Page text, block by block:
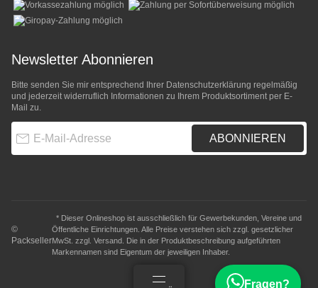
Newsletter Abonnieren
Bitte senden Sie mir entsprechend Ihrer Datenschutzerklärung regelmäßig
und jederzeit widerruflich Informationen zu Ihrem Produktsortiment per E-
Mail zu.
ABONNIEREN
©
Packseller
* Dieser Onlineshop ist ausschließlich für Gewerbekunden, Vereine und
Öffentliche Einrichtungen. Alle Preise verstehen sich zzgl. gesetzlicher
MwSt. zzgl. Versand . Die in der Produktbeschreibung aufgeführten
Markennamen sind Eigentum der jeweiligen Inhaber.
Fragen?